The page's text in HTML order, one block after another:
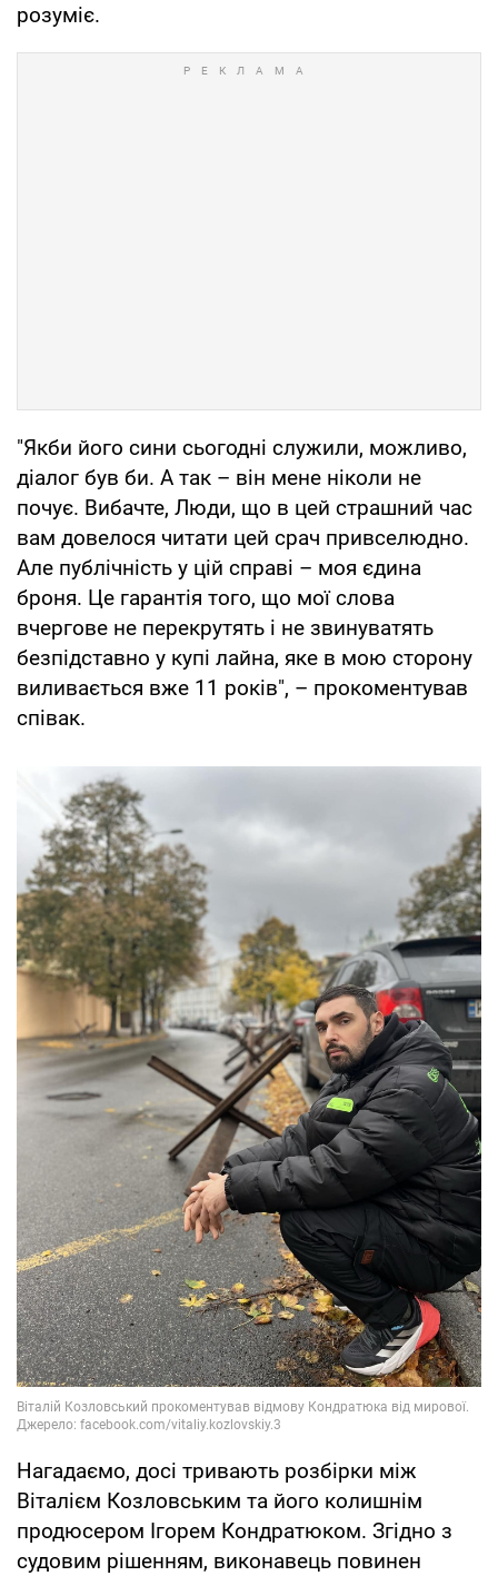
розуміє.
"Якби його сини сьогодні служили, можливо,
діалог був би. А так – він мене ніколи не
почує. Вибачте, Люди, що в цей страшний час
вам довелося читати цей срач привселюдно.
Але публічність у цій справі – моя єдина
броня. Це гарантія того, що мої слова
вчергове не перекрутять і не звинуватять
безпідставно у купі лайна, яке в мою сторону
виливається вже 11 років", – прокоментував
співак.
Нагадаємо, досі тривають розбірки між
Віталієм Козловським та його колишнім
продюсером Ігорем Кондратюком. Згідно з
судовим рішенням, виконавець повинен